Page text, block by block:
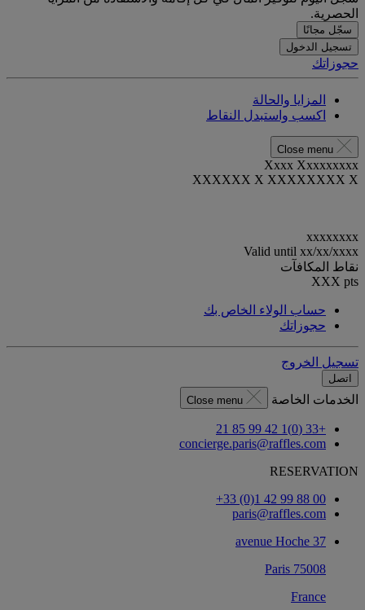
الحصرية.
سجّل مجانًا
تسجيل الدخول
حجوزاتك
المزايا والحالة
اكسب واستبدل النقاط
Close menu
Xxxx Xxxxxxxxx
XXXXXX X XXXXXXXX X
xxxxxxxx
Valid until xx/xx/xxxx
نقاط المكافآت
XXX pts
حساب الولاء الخاص بك
حجوزاتك
تسجيل الخروج
اتصل
الخدمات الخاصة Close menu
+33 (0)1 42 99 85 21
concierge.paris@raffles.com
RESERVATION
‎+33 (0)1 42 99 88 00‏
paris@raffles.com
37 avenue Hoche
75008 Paris
France